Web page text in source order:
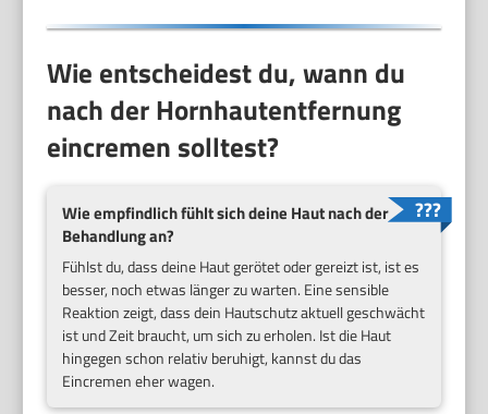
Wie entscheidest du, wann du
nach der Hornhautentfernung
eincremen solltest?
Wie empfindlich fühlt sich deine Haut nach der
Behandlung an?
Fühlst du, dass deine Haut gerötet oder gereizt ist, ist es
besser, noch etwas länger zu warten. Eine sensible
Reaktion zeigt, dass dein Hautschutz aktuell geschwächt
ist und Zeit braucht, um sich zu erholen. Ist die Haut
hingegen schon relativ beruhigt, kannst du das
Eincremen eher wagen.